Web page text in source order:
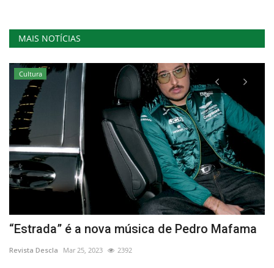
MAIS NOTÍCIAS
Cultura
“Estrada” é a nova música de Pedro Mafama
Revista Descla Mar 25, 2023 2392